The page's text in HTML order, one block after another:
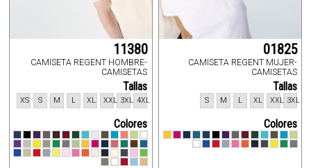
11380
CAMISETA REGENT HOMBRE-
CAMISETAS
Tallas
4XL
3XL
XXL
XL
L
M
S
XS
Colores
01825
CAMISETA REGENT MUJER-
CAMISETAS
Tallas
3XL
XXL
XL
L
M
S
Colores